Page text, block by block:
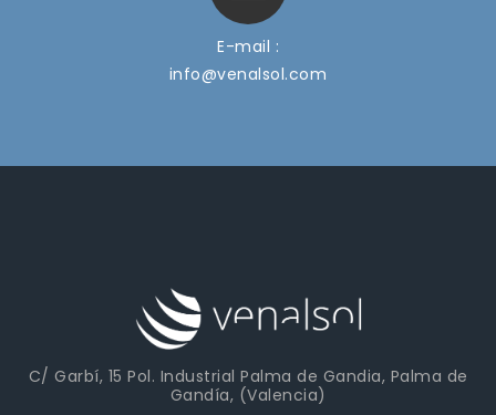
E-mail :
info@venalsol.com
C/ Garbí, 15 Pol. Industrial Palma de Gandia, Palma de
Gandía, (Valencia)